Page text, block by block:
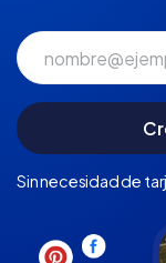
Sin necesidad de